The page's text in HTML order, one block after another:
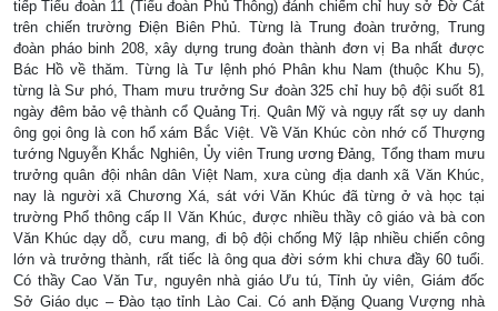
tiếp Tiểu đoàn 11 (Tiểu đoàn Phủ Thông) đánh chiếm chỉ huy sở Đờ Cát
trên chiến trường Điện Biên Phủ. Từng là Trung đoàn trưởng, Trung
đoàn pháo binh 208, xây dựng trung đoàn thành đơn vị Ba nhất được
Bác Hồ về thăm. Từng là Tư lệnh phó Phân khu Nam (thuộc Khu 5),
từng là Sư phó, Tham mưu trưởng Sư đoàn 325 chỉ huy bộ đội suốt 81
ngày đêm bảo vệ thành cổ Quảng Trị. Quân Mỹ và ngụy rất sợ uy danh
ông gọi ông là con hổ xám Bắc Việt. Về Văn Khúc còn nhớ cố Thượng
tướng Nguyễn Khắc Nghiên, Ủy viên Trung ương Đảng, Tổng tham mưu
trưởng quân đội nhân dân Việt Nam, xưa cùng địa danh xã Văn Khúc,
nay là người xã Chương Xá, sát với Văn Khúc đã từng ở và học tại
trường Phổ thông cấp II Văn Khúc, được nhiều thầy cô giáo và bà con
Văn Khúc dạy dỗ, cưu mang, đi bộ đội chống Mỹ lập nhiều chiến công
lớn và trưởng thành, rất tiếc là ông qua đời sớm khi chưa đầy 60 tuổi.
Có thầy Cao Văn Tư, nguyên nhà giáo Ưu tú, Tỉnh ủy viên, Giám đốc
Sở Giáo dục – Đào tạo tỉnh Lào Cai. Có anh Đặng Quang Vượng nhà